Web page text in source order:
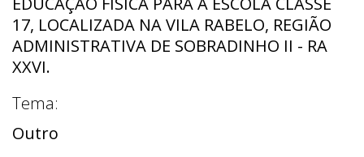
17, LOCALIZADA NA VILA RABELO, REGIÃO
ADMINISTRATIVA DE SOBRADINHO II - RA
XXVI.
Tema:
Outro